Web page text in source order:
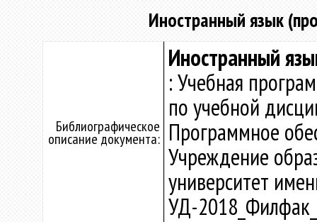
Иностранный язык
Библиографическое
описание документа:
Иностранный
: Учебная
по учебной
Программное
Учреждение
университет
УД-